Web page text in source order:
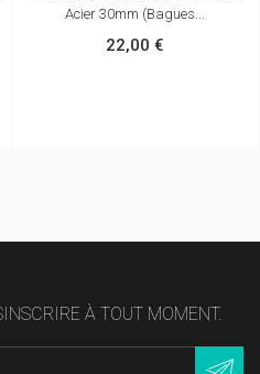
Acier 30mm (bagues...
22,00 €
À TOUT MOMENT.